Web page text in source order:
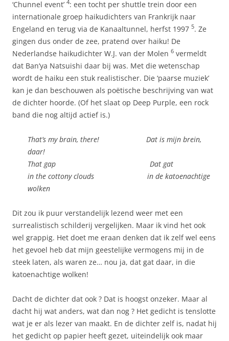
‘Chunnel event’ 4: een tocht per shuttle trein door een
internationale groep haikudichters van Frankrijk naar
Engeland en terug via de Kanaaltunnel, herfst 1997 5. Ze
gingen dus onder de zee, pratend over haiku! De
Nederlandse haikudichter W.J. van der Molen 6 vermeldt
dat Ban’ya Natsuishi daar bij was. Met die wetenschap
wordt de haiku een stuk realistischer. Die ‘paarse muziek’
kan je dan beschouwen als poëtische beschrijving van wat
de dichter hoorde. (Of het slaat op Deep Purple, een rock
band die nog altijd actief is.)
That’s my brain, there! Dat is mijn brein,
daar!
That gap Dat gat
in the cottony clouds in de katoenachtige
wolken
Dit zou ik puur verstandelijk lezend weer met een
surrealistisch schilderij vergelijken. Maar ik vind het ook
wel grappig. Het doet me eraan denken dat ik zelf wel eens
het gevoel heb dat mijn geestelijke vermogens mij in de
steek laten, als waren ze… nou ja, dat gat daar, in die
katoenachtige wolken!
Dacht de dichter dat ook ? Dat is hoogst onzeker. Maar al
dacht hij wat anders, wat dan nog ? Het gedicht is tenslotte
wat je er als lezer van maakt. En de dichter zelf is, nadat hij
het gedicht op papier heeft gezet, uiteindelijk ook maar